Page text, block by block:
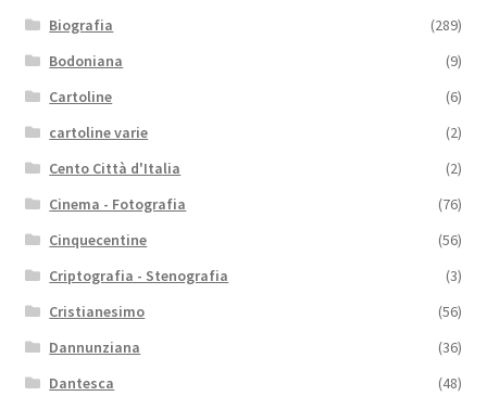
Biografia
(289)
Bodoniana
(9)
Cartoline
(6)
cartoline varie
(2)
Cento Città d'Italia
(2)
Cinema - Fotografia
(76)
Cinquecentine
(56)
Criptografia - Stenografia
(3)
Cristianesimo
(56)
Dannunziana
(36)
Dantesca
(48)